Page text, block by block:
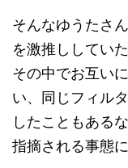
そんなゆうたさ
を激推ししてい
その中でお互い
い、同じフィル
したこともある
指摘される事態